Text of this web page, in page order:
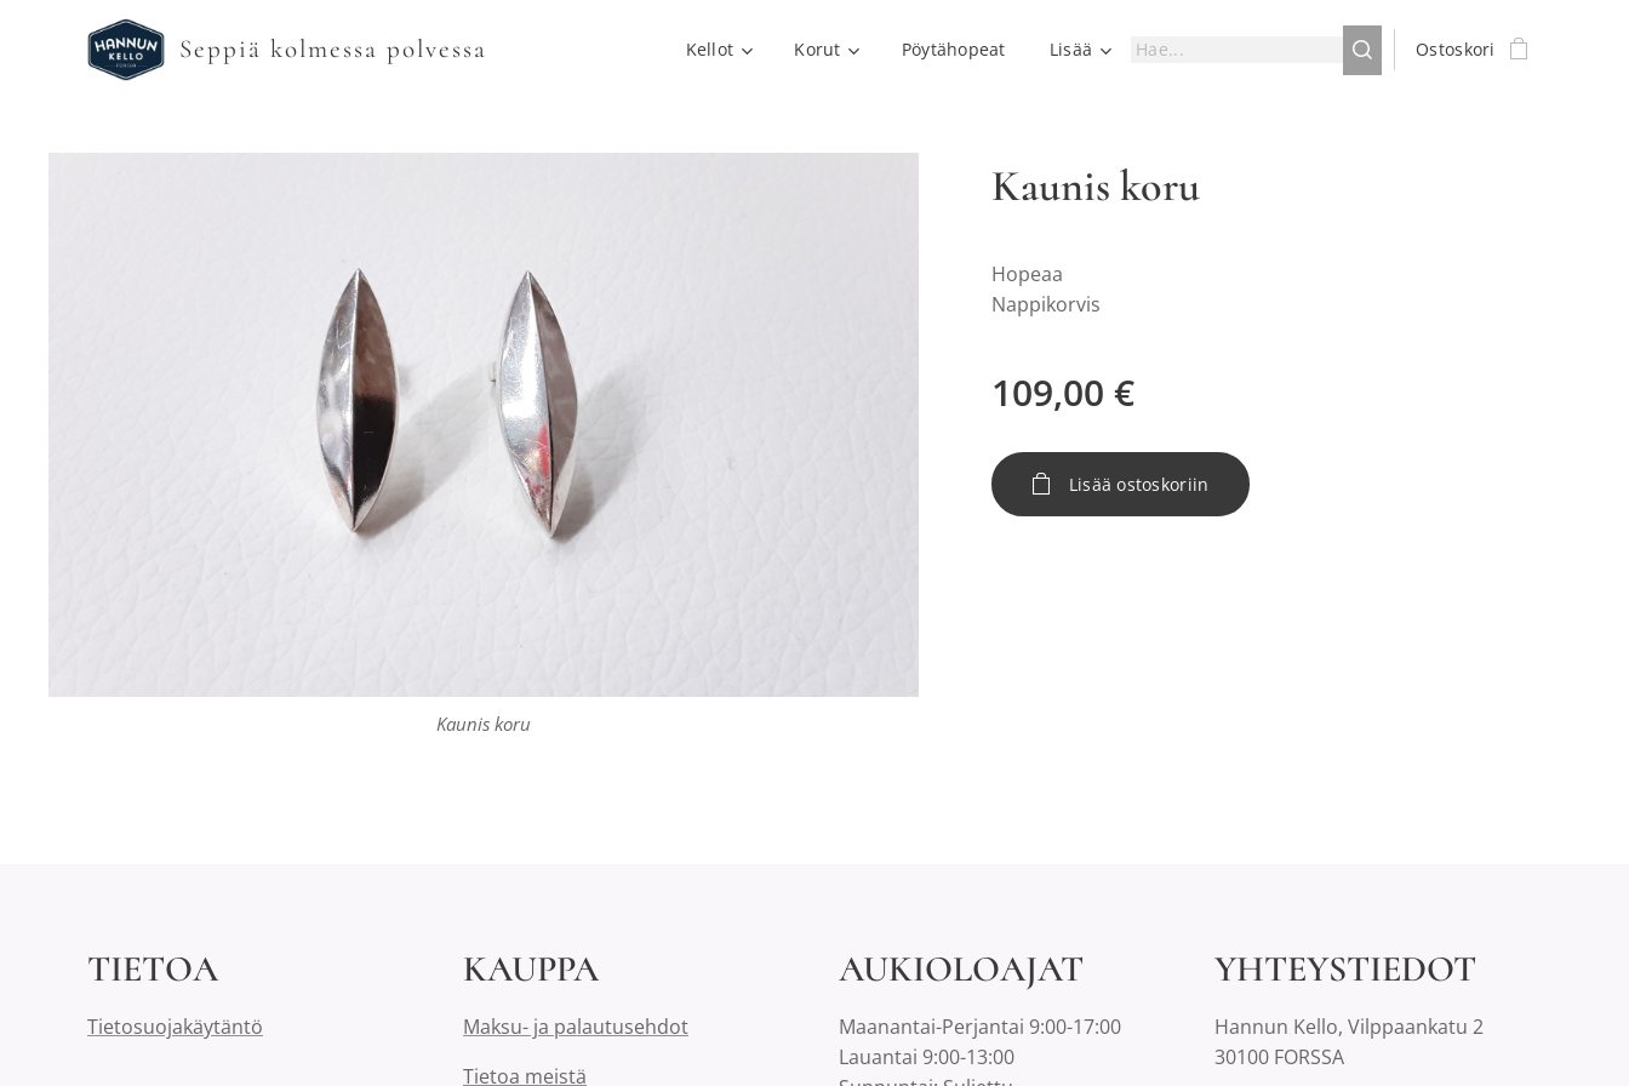
Seppiä kolmessa polvessa Kellot Korut Pöytähopeat Lisää Ostoskori
Kaunis koru
Kaunis koru
Hopeaa
Nappikorvis
109,00 €
Lisää ostoskoriin
TIETOA
Tietosuojakäytäntö
KAUPPA
Maksu- ja palautusehdot
Tietoa meistä
AUKIOLOAJAT
Maanantai-Perjantai 9:00-17:00
Lauantai 9:00-13:00
YHTEYSTIEDOT
Hannun Kello, Vilppaankatu 2
30100 FORSSA